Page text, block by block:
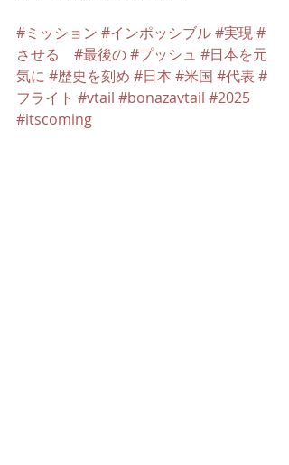
#ミッション #インポッシブル#実現#
させる
#最後の#プッシュ #日本を元
気に #歴史を刻め #日本 #米国 #代表 #
フライト #vtail #bonazavtail #2025
#itscoming